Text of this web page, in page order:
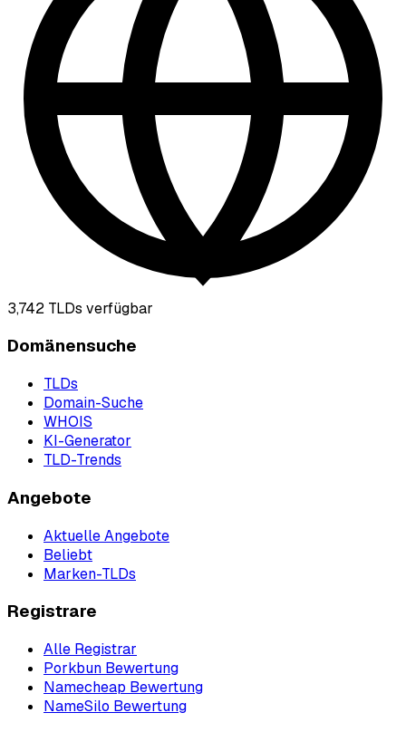
3,742 TLDs verfügbar
Domänensuche
TLDs
Domain-Suche
WHOIS
KI-Generator
TLD-Trends
Angebote
Aktuelle Angebote
Beliebt
Marken-TLDs
Registrare
Alle Registrar
Porkbun Bewertung
Namecheap Bewertung
NameSilo Bewertung